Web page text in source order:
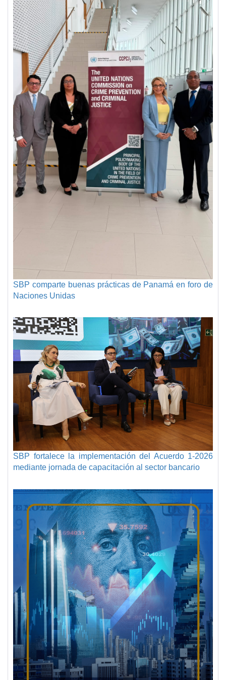
SBP comparte buenas prácticas de Panamá en foro de
Naciones Unidas
SBP fortalece la implementación del Acuerdo 1-2026
mediante jornada de capacitación al sector bancario